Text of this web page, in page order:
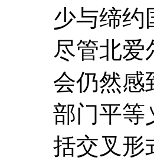
少与缔约
尽管北爱
会仍然感
部门平等
括交叉形